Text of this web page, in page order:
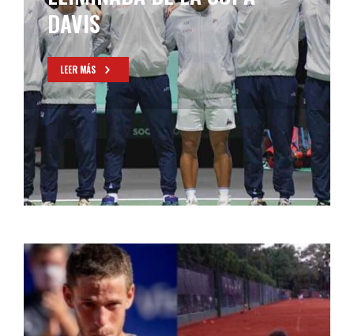
DAVIS
LEER MÁS